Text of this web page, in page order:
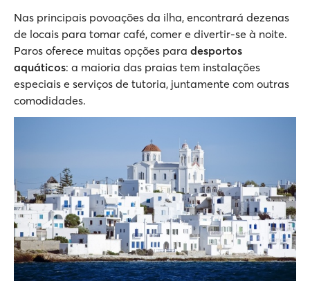
Nas principais povoações da ilha, encontrará dezenas
de locais para tomar café, comer e divertir-se à noite.
Paros oferece muitas opções para desportos
aquáticos: a maioria das praias tem instalações
especiais e serviços de tutoria, juntamente com outras
comodidades.